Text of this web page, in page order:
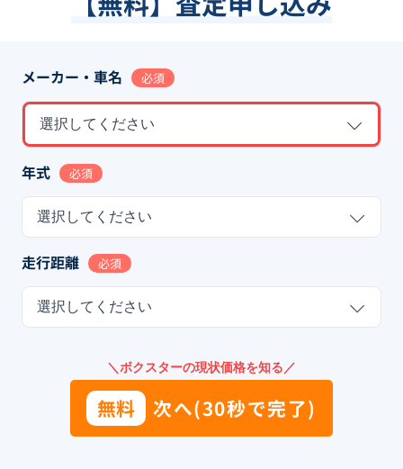
メーカー・車名 必須
選択してください
年式 必須
選択してください
走行距離 必須
選択してください
＼ボクスターの現状価格を知る／
無料 次へ(30秒で完了)